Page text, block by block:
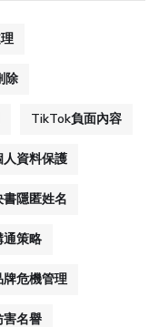
除
TikTok負面內容
人資料保護
書隱匿姓名
通策略
牌危機管理
害名譽